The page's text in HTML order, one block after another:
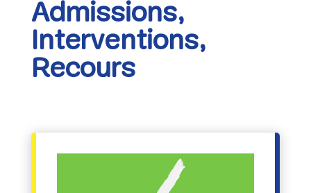
Admissions,
Interventions,
Recours